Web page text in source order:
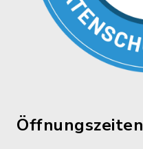
Öffnungszeiten